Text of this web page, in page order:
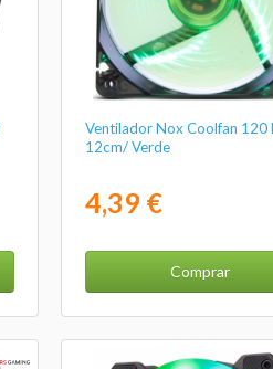
Ventilador Nox Coolfan 120
12cm/ Verde
4,39 €
Comprar